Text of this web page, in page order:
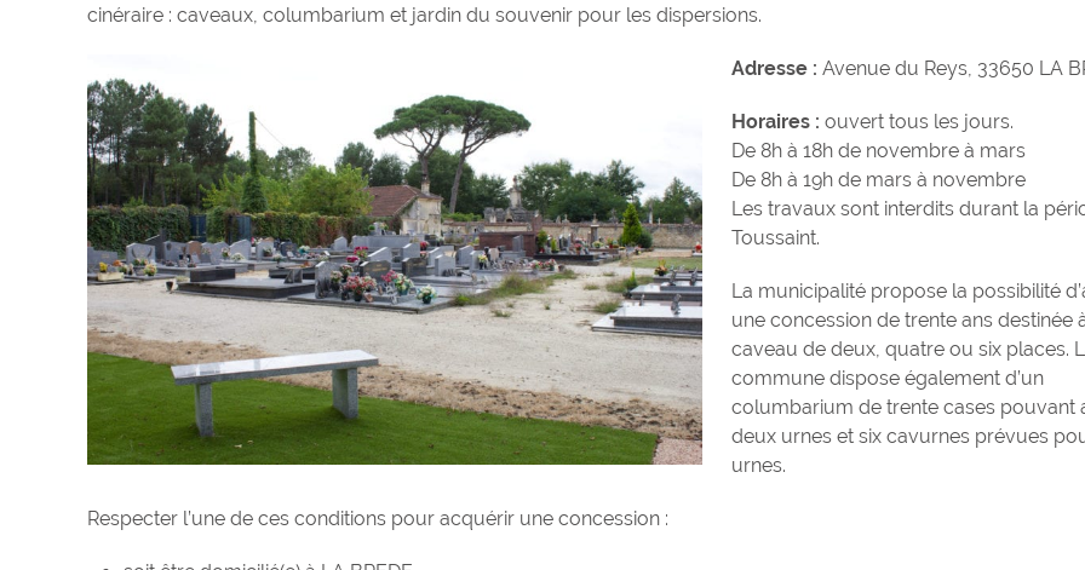
cinéraire : caveaux, columbarium et jardin du souvenir pour les dispersions.
Adresse : Avenue du Reys, 33650 LA
Horaires : ouvert tous les jours.
De 8h à 18h de novembre à mars
De 8h à 19h de mars à novembre
Les travaux sont interdits durant la
Toussaint.
La municipalité propose la possibilité
une concession de trente ans destinée
caveau de deux, quatre ou six places.
commune dispose également d’un
columbarium de trente cases pouvant
deux urnes et six cavurnes prévues
urnes.
Respecter l’une de ces conditions pour acquérir une concession :